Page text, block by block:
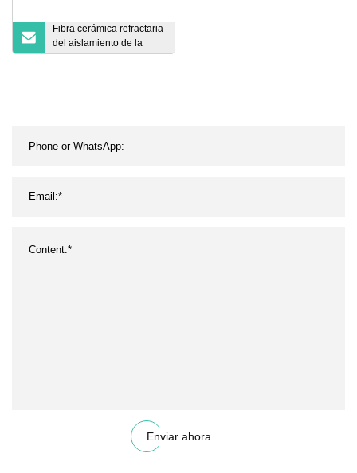
Fibra cerámica refractaria
del aislamiento de la
manta de alta calidad de
Enviar ahora